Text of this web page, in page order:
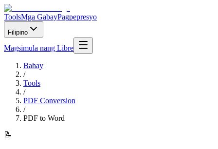
ToolsMga GabayPagpepresyo
Filipino
Magsimula nang Libre
Bahay
/
Tools
/
PDF Conversion
/
PDF to Word
📝